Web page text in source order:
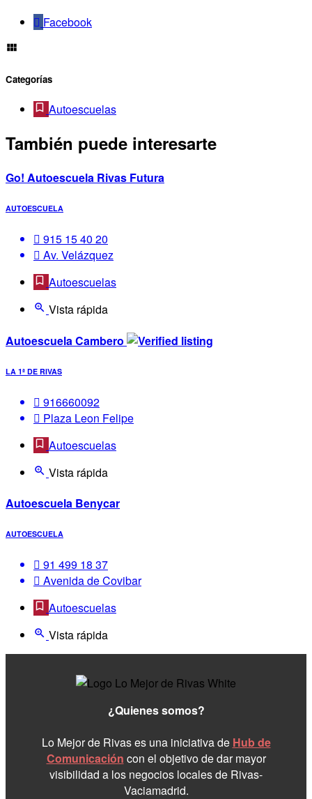
Facebook
Categorías
Autoescuelas
También puede interesarte
Go! Autoescuela Rivas Futura
AUTOESCUELA
915 15 40 20
Av. Velázquez
Autoescuelas
Vista rápida
Autoescuela Cambero
LA 1ª DE RIVAS
916660092
Plaza Leon Felipe
Autoescuelas
Vista rápida
Autoescuela Benycar
AUTOESCUELA
91 499 18 37
Avenida de Covibar
Autoescuelas
Vista rápida
¿Quienes somos?
Lo Mejor de Rivas es una iniciativa de Hub de
Comunicación con el objetivo de dar mayor
visibilidad a los negocios locales de Rivas-
Vaciamadrid.